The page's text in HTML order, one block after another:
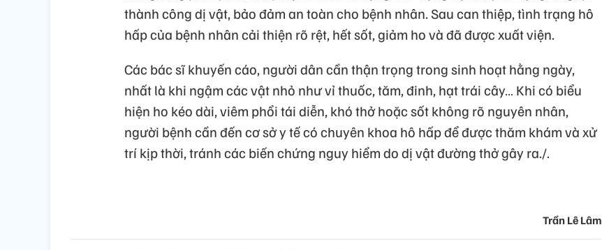
thành công dị vật, bảo đảm an toàn cho bệnh nhân. Sau can thiệp, tình trạng hô
hấp của bệnh nhân cải thiện rõ rệt, hết sốt, giảm ho và đã được xuất viện.
Các bác sĩ khuyến cáo, người dân cần thận trọng trong sinh hoạt hằng ngày,
nhất là khi ngậm các vật nhỏ như vỉ thuốc, tăm, đinh, hạt trái cây… Khi có biểu
hiện ho kéo dài, viêm phổi tái diễn, khó thở hoặc sốt không rõ nguyên nhân,
người bệnh cần đến cơ sở y tế có chuyên khoa hô hấp để được thăm khám và xử
trí kịp thời, tránh các biến chứng nguy hiểm do dị vật đường thở gây ra./.
Trần Lê Lâm